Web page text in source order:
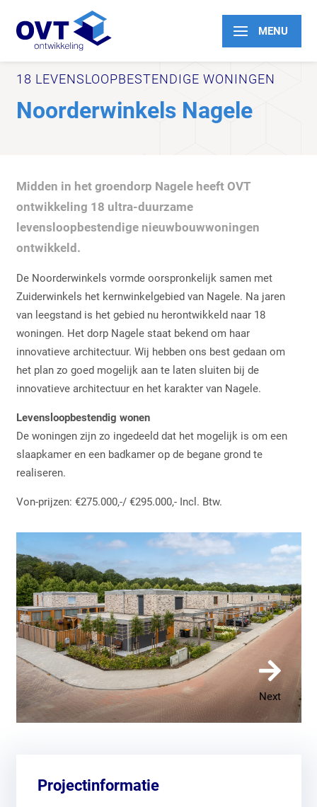
Je bent hier:Home Noorderwinkels
18 LEVENSLOOPBESTENDIGE WONINGEN
Noorderwinkels Nagele
Midden in het groendorp Nagele heeft OVT
ontwikkeling 18 ultra-duurzame
levensloopbestendige nieuwbouwwoningen
ontwikkeld.
De Noorderwinkels vormde oorspronkelijk samen met
Zuiderwinkels het kernwinkelgebied van Nagele. Na jaren
van leegstand is het gebied nu herontwikkeld naar 18
woningen. Het dorp Nagele staat bekend om haar
innovatieve architectuur. Wij hebben ons best gedaan om
het plan zo goed mogelijk aan te laten sluiten bij de
innovatieve architectuur en het karakter van Nagele.
Levensloopbestendig wonen
De woningen zijn zo ingedeeld dat het mogelijk is om een
slaapkamer en een badkamer op de begane grond te
realiseren.
Von-prijzen: €275.000,-/ €295.000,- Incl. Btw.
Previous Next
Projectinformatie